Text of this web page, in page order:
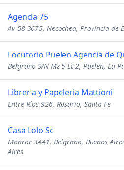
Agencia 75
Av 58 3675, Necochea, Provincia de
Locutorio Puelen Agencia de
Belgrano S/N Mz 5 Lt 2, Puelen, La
Libreria y Papeleria Mattioni
Entre Ríos 926, Rosario, Santa Fe
Casa Lolo Sc
Monroe 3441, Belgrano, Buenos
Aires